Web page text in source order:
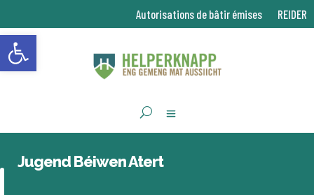
Ouvrir la barre d’outils
Autorisations de bâtir émises REIDER
Jugend Béiwen Atert